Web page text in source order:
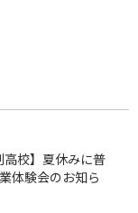
校】夏休みに普
体験会のお知ら